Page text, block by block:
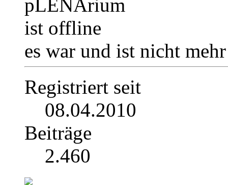
es war und ist nicht mehr
Registriert seit
08.04.2010
Beiträge
2.460